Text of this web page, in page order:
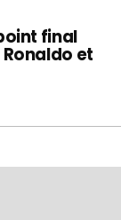
final
et